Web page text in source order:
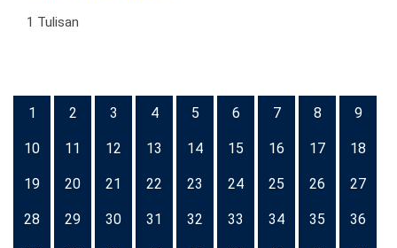
1 Tulisan
1 2 3 4 5 6 7 8 9
10 11 12 13 14 15 16 17 18
19 20 21 22 23 24 25 26 27
28 29 30 31 32 33 34 35 36